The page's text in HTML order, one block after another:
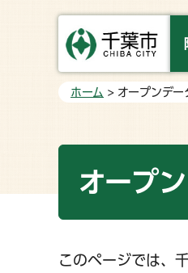
ホーム > オープンデ
オープ
このページでは、